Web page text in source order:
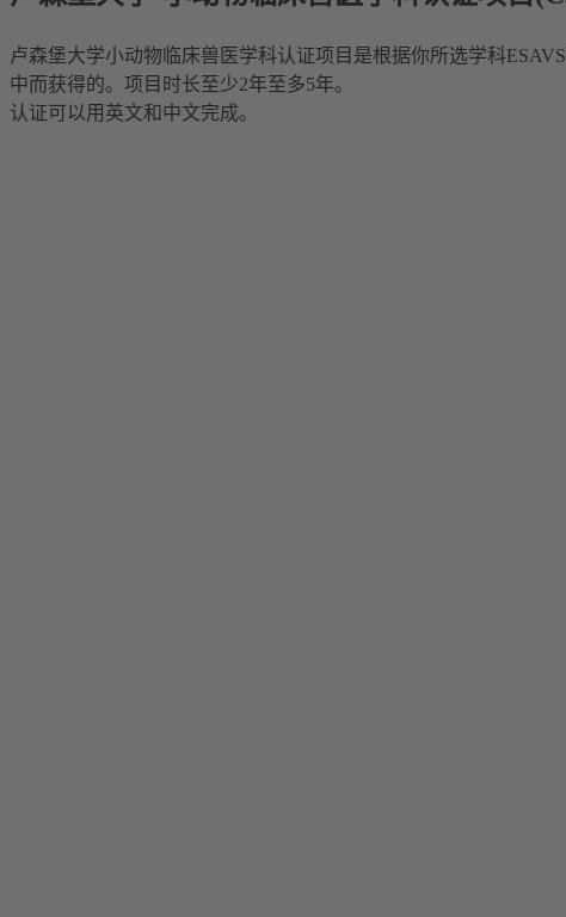
卢森堡大学小动物临床兽医学科认证项目是根据你所选学科
中而获得的。项目时长至少2年至多5年。
认证可以用英文和中文完成。